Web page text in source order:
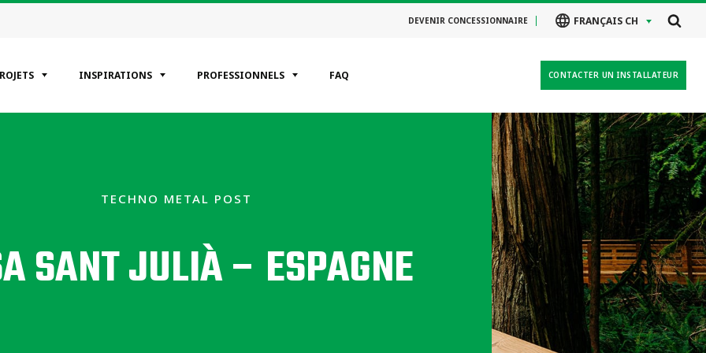
DEVENIR CONCESSIONNAIRE FRANÇAIS CH
INSPIRATIONS PROFESSIONNELS FAQ CONTACTER UN INSTALLATEUR
TECHNO METAL POST
SANT JULIÀ – ESPAGNE